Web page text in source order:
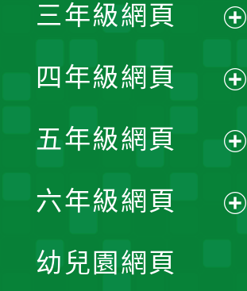
選
單
開
選
單
三年級網頁
開
選
單
四年級網頁
開
選
五年級網頁
開
六年級網頁
幼兒園網頁